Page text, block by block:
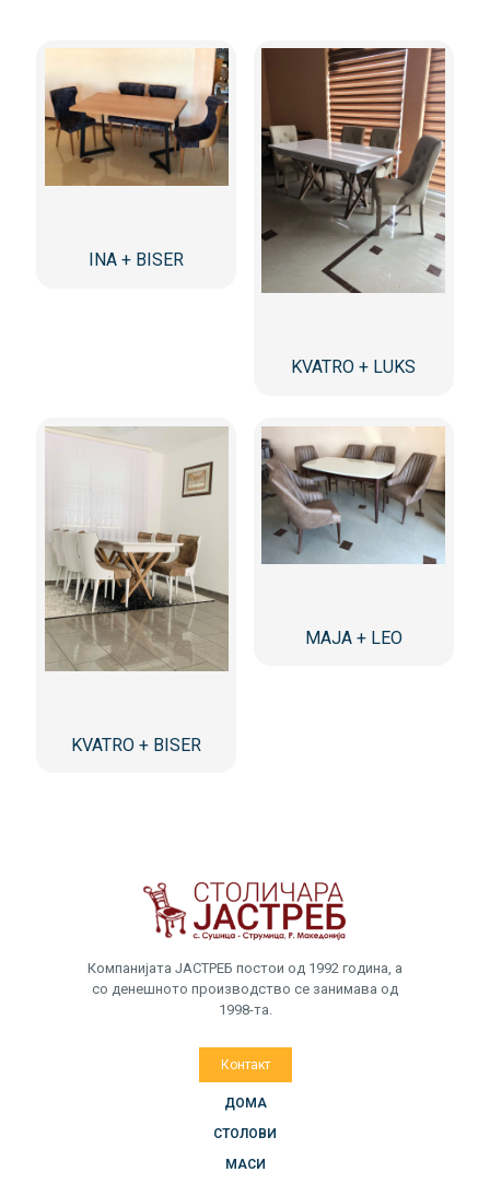
INA + BISER
KVATRO + LUKS
KVATRO + BISER
MAJA + LEO
Компанијата ЈАСТРЕБ постои од 1992 година, а
со денешното производство се занимава од
1998-та.
Контакт
ДОМА
СТОЛОВИ
МАСИ